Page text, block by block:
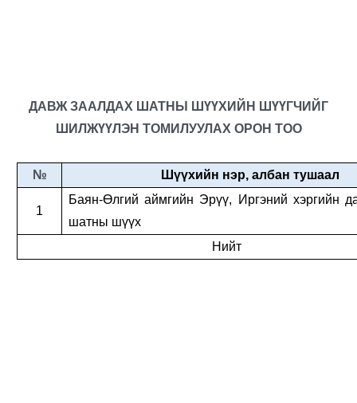
ДАВЖ ЗААЛДАХ ШАТНЫ ШҮҮХИЙН ШҮҮГЧИЙГ
ШИЛЖҮҮЛЭН ТОМИЛУУЛАХ ОРОН ТОО
№ Шүүхийн нэр, албан тушаал
1
Баян-Өлгий аймгийн Эрүү, Иргэний хэргийн
шатны шүүх
Нийт